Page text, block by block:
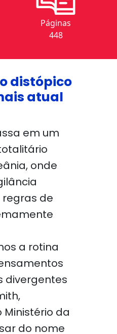
Páginas
448
distópico
atual
em um
onde
de
a rotina
divergentes
Ministério da
do nome